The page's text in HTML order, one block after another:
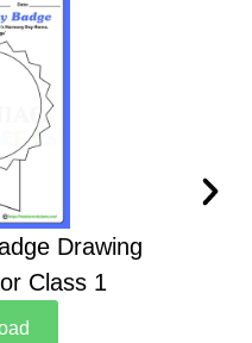
Drawing
Class 1